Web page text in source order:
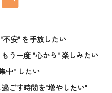
安" を手放したい
う一度 "心から" 楽しみたい
中" したい
ごす時間を"増やしたい"